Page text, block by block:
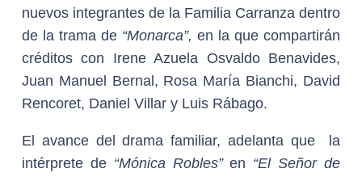
nuevos integrantes de la Familia Carranza dentro
de la trama de “Monarca”, en la que compartirán
créditos con Irene Azuela Osvaldo Benavides,
Juan Manuel Bernal, Rosa María Bianchi, David
Rencoret, Daniel Villar y Luis Rábago.
El avance del drama familiar, adelanta que la
intérprete de “Mónica Robles”en “El Señor de